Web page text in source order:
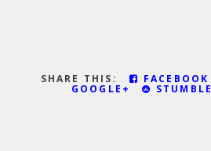
SHARE THIS: FACEBOOK
GOOGLE+ STUMBLE